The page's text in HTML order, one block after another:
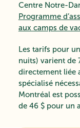
Centre Notre-
Programme
aux camps de
Les tarifs pour
nuits) varient de
directement liée
spécialisé
Montréal est
de 46 $ pour un